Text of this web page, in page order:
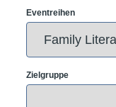
Eventreihen
Zielgruppe